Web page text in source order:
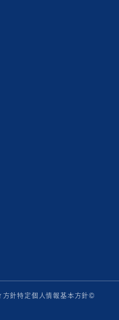
方針特定個人情報基本方針©